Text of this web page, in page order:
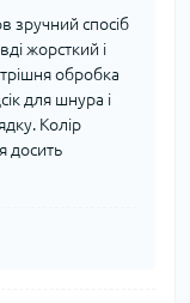
зручний спосіб
жорсткий і
обробка
для шнура і
Колір
досить